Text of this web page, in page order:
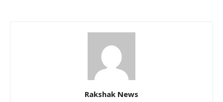
Rakshak News